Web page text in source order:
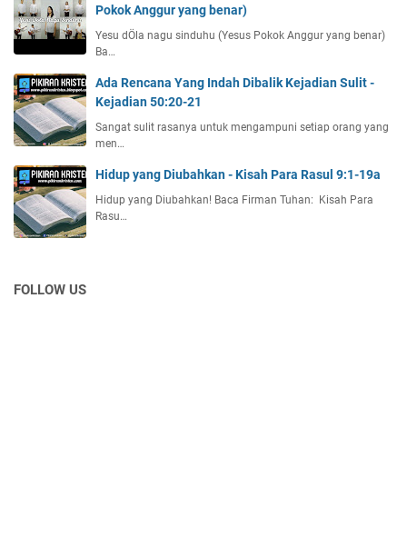
Pokok Anggur yang benar)
Yesu dÖla nagu sinduhu (Yesus Pokok Anggur yang benar)
Ba…
Ada Rencana Yang Indah Dibalik Kejadian Sulit -
Kejadian 50:20-21
Sangat sulit rasanya untuk mengampuni setiap orang yang
men…
Hidup yang Diubahkan - Kisah Para Rasul 9:1-19a
Hidup yang Diubahkan! Baca Firman Tuhan: Kisah Para
Rasu…
FOLLOW US